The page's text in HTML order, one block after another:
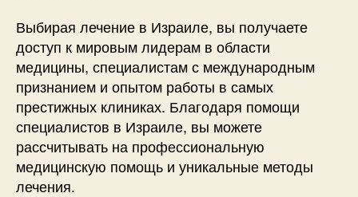
Выбирая лечение в Израиле, вы получаете
доступ к мировым лидерам в области
медицины, специалистам с международным
признанием и опытом работы в самых
престижных клиниках. Благодаря помощи
специалистов в Израиле, вы можете
рассчитывать на профессиональную
медицинскую помощь и уникальные методы
лечения.